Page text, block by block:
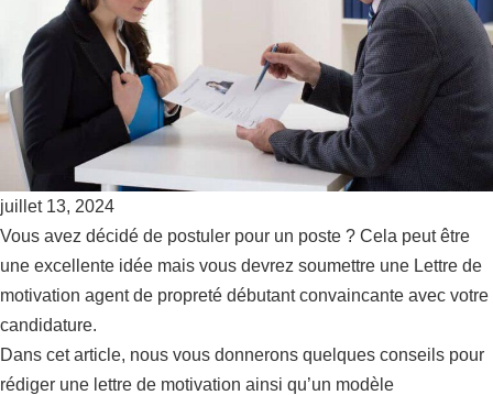
juillet 13, 2024
Vous avez décidé de postuler pour un poste ? Cela peut être
une excellente idée mais vous devrez soumettre une Lettre de
motivation agent de propreté débutant convaincante avec votre
candidature.
Dans cet article, nous vous donnerons quelques conseils pour
rédiger une lettre de motivation ainsi qu’un modèle